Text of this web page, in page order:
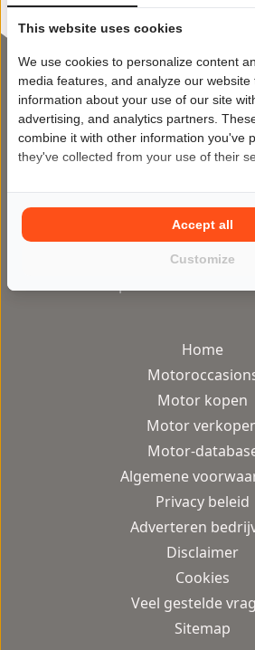
Motor2Go maakt het
verkopen van motoren
dan ooit op het meest
gebruiksvriendelijke
Home
Motor kopen
Motor
Motor-
Algemene
Privacy beleid
Adverteren
Disclaimer
Cookies
Veel gestelde
Sitemap
This website uses cookies
We use cookies to personalize content
media features, and analyze our
information about your use of our site
advertising, and analytics partners.
combine it with other information you've
they've collected from your use of their
Customize
Accept all